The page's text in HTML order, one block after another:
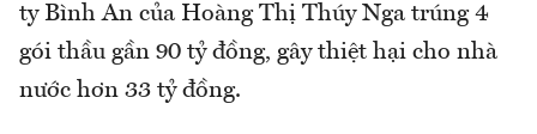
ty Bình An của Hoàng Thị Thúy Nga trúng 4
gói thầu gần 90 tỷ đồng, gây thiệt hại cho nhà
nước hơn 33 tỷ đồng.